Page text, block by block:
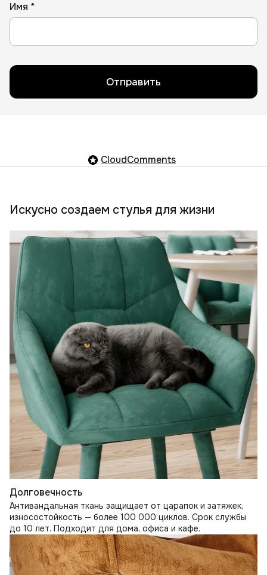
Имя *
Отправить
CloudComments
Искусно создаем стулья для жизни
Долговечность
Антивандальная ткань защищает от царапок и затяжек,
износостойкость — более 100 000 циклов. Срок службы
до 10 лет. Подходит для дома, офиса и кафе.